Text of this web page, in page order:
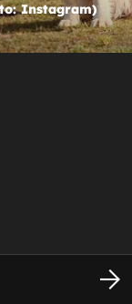
Instagram)